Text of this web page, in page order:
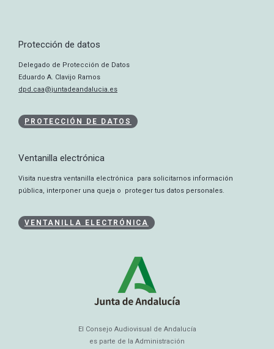
Protección de datos
Delegado de Protección de Datos
Eduardo A. Clavijo Ramos
dpd.caa@juntadeandalucia.es
PROTECCIÓN DE DATOS
Ventanilla electrónica
Visita nuestra ventanilla electrónica para solicitarnos información
pública, interponer una queja o proteger tus datos personales.
VENTANILLA ELECTRÓNICA
El Consejo Audiovisual de Andalucía
es parte de la Administración